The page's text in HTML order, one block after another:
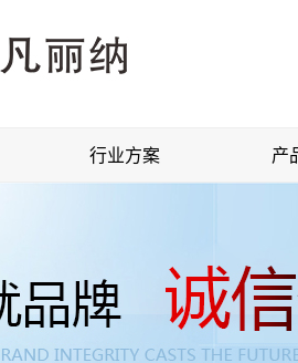
行业方案 产